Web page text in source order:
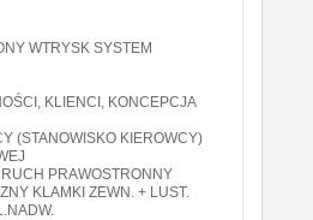
WTRYSK SYSTEM
KLIENCI, KONCEPCJA
(STANOWISKO KIEROWCY)
PRAWOSTRONNY
KLAMKI ZEWN. + LUST.